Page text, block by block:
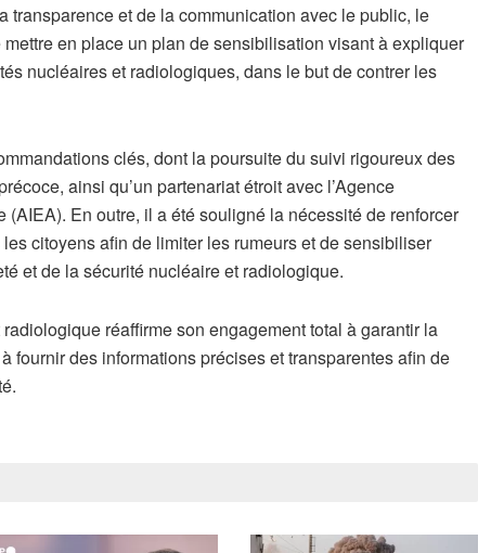
transparence et de la communication avec le public, le
en place un plan de sensibilisation visant à expliquer
nucléaires et radiologiques, dans le but de contrer les
clés, dont la poursuite du suivi rigoureux des
ainsi qu’un partenariat étroit avec l’Agence
(AIEA). En outre, il a été souligné la nécessité de renforcer
citoyens afin de limiter les rumeurs et de sensibiliser
et de la sécurité nucléaire et radiologique.
réaffirme son engagement total à garantir la
fournir des informations précises et transparentes afin de